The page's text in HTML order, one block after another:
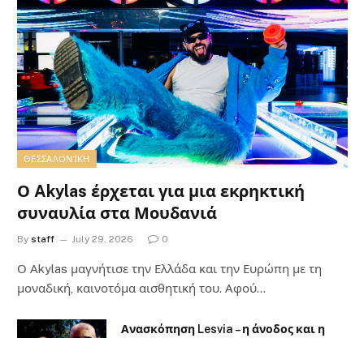
ΘΕΣΣΑΛΟΝΊΚΗ
Ο Akylas έρχεται για μια εκρηκτική
συναυλία στα Μουδανιά
By staff July 29, 2026 0
Ο Αkylas μαγνήτισε την Ελλάδα και την Ευρώπη με τη
μοναδική, καινοτόμα αισθητική του. Αφού…
Ανασκόπηση Lesvia – η άνοδος και η